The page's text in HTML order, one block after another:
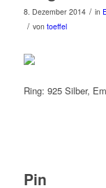
8. Dezember 2014 / in
/ von toeffel
Ring: 925 Silber,
Pin